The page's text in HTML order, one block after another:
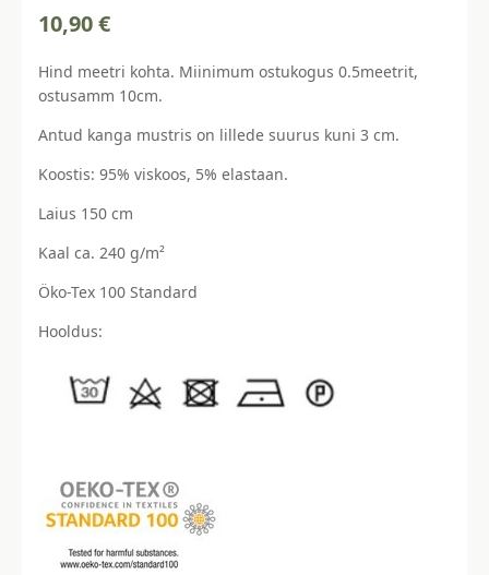
10,90€
Hind meetri kohta. Miinimum ostukogus 0.5meetrit,
ostusamm 10cm.
Antud kanga mustris on lillede suurus kuni 3 cm.
Koostis: 95% viskoos, 5% elastaan.
Laius 150 cm
Kaal ca. 240 g/m²
Öko-Tex 100 Standard
Hooldus: